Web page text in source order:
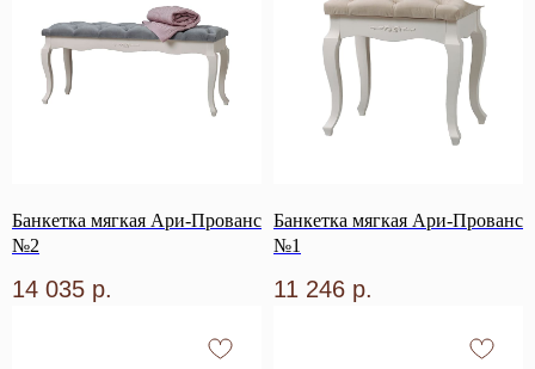
Банкетка мягкая Ари-Прованс
№2
14 035 р.
Банкетка мягкая Ари-Прованс
№1
11 246 р.